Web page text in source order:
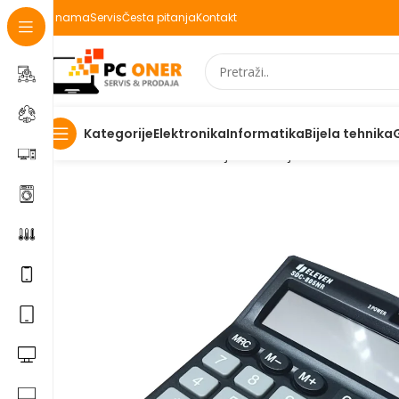
O namaServisČesta pitanjaKontakt
KategorijeElektronikaInformatikaBijela tehnika
Početna